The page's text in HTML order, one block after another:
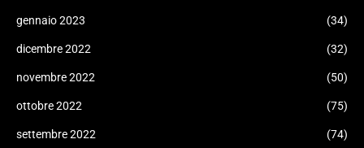
gennaio 2023 (34)
dicembre 2022 (32)
novembre 2022 (50)
ottobre 2022 (75)
settembre 2022 (74)